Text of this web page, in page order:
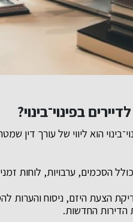
בפינוי־בינוי?
הוא ליווי של עורך דין
הסכמים, ערבויות, לוחות זמנים
הצעת היזם, ניסוח
הדירות החדשות.